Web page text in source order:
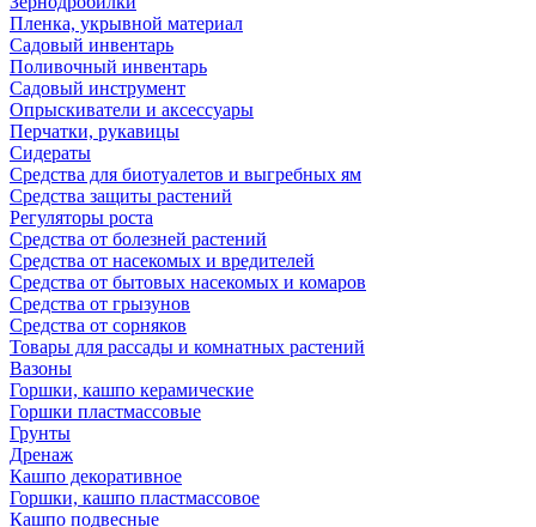
Пленка, укрывной материал
Садовый инвентарь
Поливочный инвентарь
Садовый инструмент
Опрыскиватели и аксессуары
Перчатки, рукавицы
Сидераты
Средства для биотуалетов и выгребных ям
Средства защиты растений
Регуляторы роста
Средства от болезней растений
Средства от насекомых и вредителей
Средства от бытовых насекомых и комаров
Средства от грызунов
Средства от сорняков
Товары для рассады и комнатных растений
Вазоны
Горшки, кашпо керамические
Горшки пластмассовые
Грунты
Дренаж
Кашпо декоративное
Горшки, кашпо пластмассовое
Кашпо подвесные